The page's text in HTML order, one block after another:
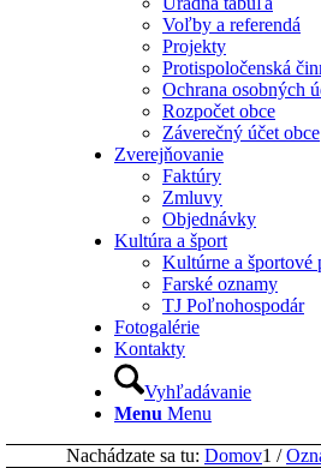
Voľby a referendá
Projekty
Protispoločenská
Ochrana osobných
Rozpočet obce
Záverečný účet obce
Zverejňovanie
Faktúry
Zmluvy
Objednávky
Kultúra a šport
Kultúrne a športové
Farské oznamy
TJ Poľnohospodár
Fotogalérie
Kontakty
Vyhľadávanie
Menu Menu
Nachádzate sa tu: Domov1 /